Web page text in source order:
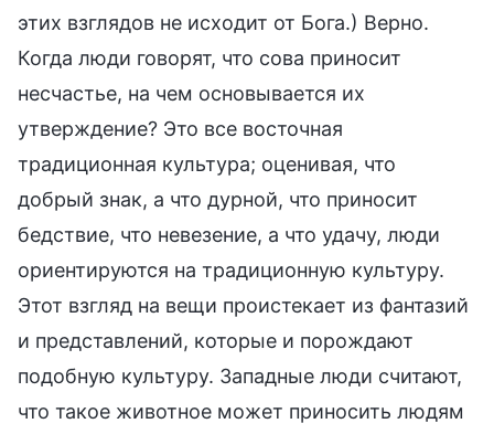
этих взглядов не исходит от Бога.) Верно.
Когда люди говорят, что сова приносит
несчастье, на чем основывается их
утверждение? Это все восточная
традиционная культура; оценивая, что
добрый знак, а что дурной, что приносит
бедствие, что невезение, а что удачу, люди
ориентируются на традиционную культуру.
Этот взгляд на вещи проистекает из фантазий
и представлений, которые и порождают
подобную культуру. Западные люди считают,
что такое животное может приносить людям